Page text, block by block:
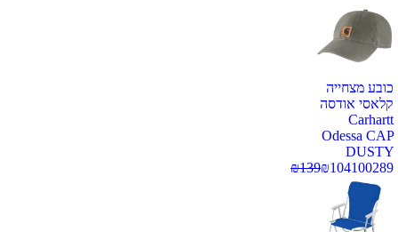
כובע מצחייה
קלאסי אודסה
Carhartt
Odessa CAP
DUSTY
100289
₪104
₪139